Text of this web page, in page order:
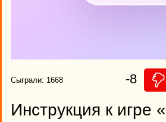
Сыграли: 1668 -8
Инструкция к